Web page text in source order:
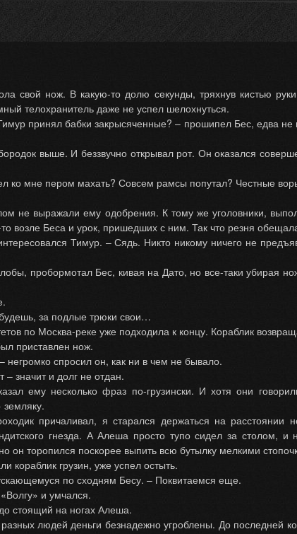
свой нож. В какую-то долю секунды, тряхнув кистью
телохранитель даже не успел шелохнуться.
принял бабки закрысяченные? – прошипел Бес, едва
выше. И беззвучно открывал рот. Он оказался
ко мне пером махать? Совсем рамсы попутал? Честные
не выражали ему одобрения. К тому же уголовники,
возле Беса и урок, пришедших с ним. Так что резня
Тимур. – Сядь. Никто никому ничего не
пробормотал Бес, кивая на Дато, но все-таки убирая
за подлые трюки свои…
по Москва-реке уже подходила к концу. Кораблик
приставлен нож.
негромко спросил он, как ни в чем не бывало.
значит и долг не отдан.
ему несколько фраз по-грузински. И хотя они
причаливал, я старался держаться на
гнезда. А Алеша просто тупо сидел за столом,
он торопился поскорее выпить всю бутылку мелкими
кораблик грузин, уже успел остыть.
по сходням Бесу. – Поквитаемся еще.
и умчался.
стоящий на ногах Алеша.
людей деньги безнадежно угроблены. До последней